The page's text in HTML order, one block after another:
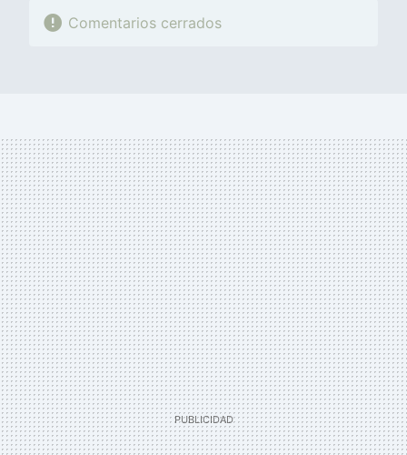
Comentarios cerrados